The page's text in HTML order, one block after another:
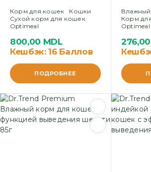
Корм для кошек
Кошки
Сухой корм для кошек
Optimeal
800,00 MDL
Кешбэк:16 Баллов
ПОДРОБНЕЕ
Корм
Optimeal
276,00